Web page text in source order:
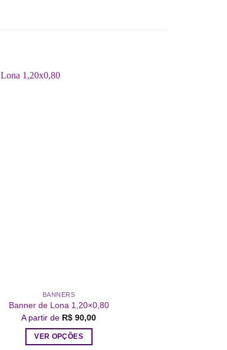
BANNERS
Banner de Lona 1,20×0,80
A partir de R$ 90,00
VER OPÇÕES